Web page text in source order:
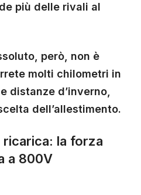
più delle rivali al
però, non è
molti chilometri in
distanze d’inverno,
dell’allestimento.
la forza
a 800V